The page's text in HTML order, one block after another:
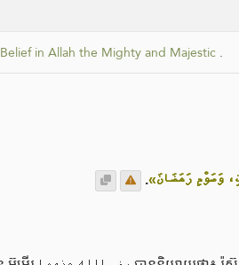
Belief in Allah the Mighty and Majestic .
وَصَوْمِ رَمَضَانَ».